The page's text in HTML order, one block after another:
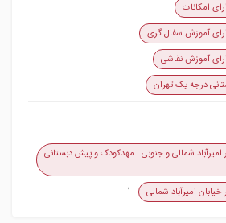
امکانات
آموزش سفال گری
آموزش نقاشی
درجه یک تهران
شمالی و جنوبی | مهدکودک و پیش دبستانی
, امیرآباد شمالی